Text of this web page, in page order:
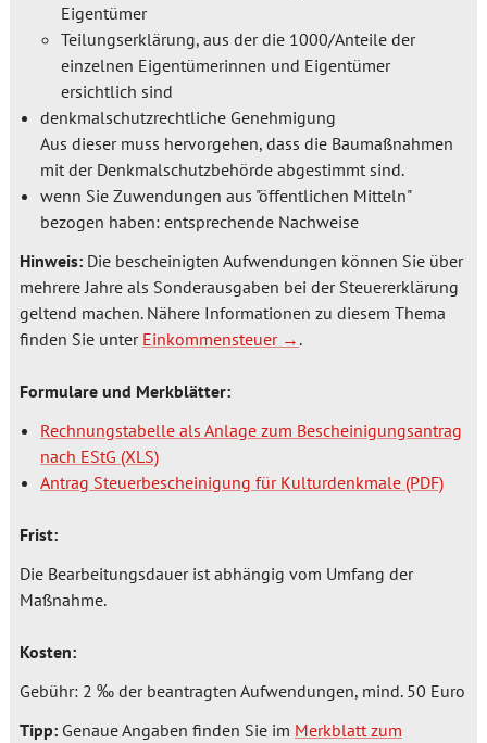
Eigentümer
Teilungserklärung, aus der die 1000/Anteile der
einzelnen Eigentümerinnen und Eigentümer
ersichtlich sind
denkmalschutzrechtliche Genehmigung
Aus dieser muss hervorgehen, dass die Baumaßnahmen
mit der Denkmalschutzbehörde abgestimmt sind.
wenn Sie Zuwendungen aus "öffentlichen Mitteln"
bezogen haben: entsprechende Nachweise
Hinweis:Die bescheinigten Aufwendungen können Sie über
mehrere Jahre als Sonderausgaben bei der Steuererklärung
geltend machen. Nähere Informationen zu diesem Thema
finden Sie unter Einkommensteuer .
Formulare und Merkblätter:
Rechnungstabelle als Anlage zum Bescheinigungsantrag
nach EStG
Antrag Steuerbescheinigung für Kulturdenkmale
Frist:
Die Bearbeitungsdauer ist abhängig vom Umfang der
Maßnahme.
Kosten:
Gebühr: 2 ‰ der beantragten Aufwendungen, mind. 50 Euro
Tipp:Genaue Angaben finden Sie im Merkblatt zum